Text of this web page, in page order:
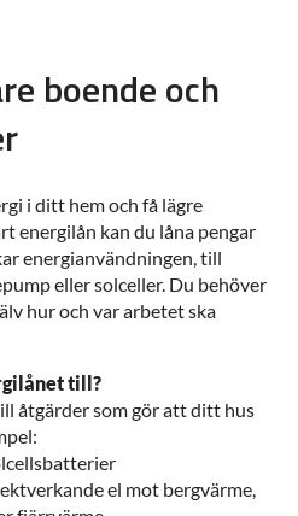
boende och
i ditt hem och få lägre
energilån kan du låna pengar
energianvändningen, till
eller solceller. Du behöver
hur och var arbetet ska
till?
åtgärder som gör att ditt hus
el mot bergvärme,